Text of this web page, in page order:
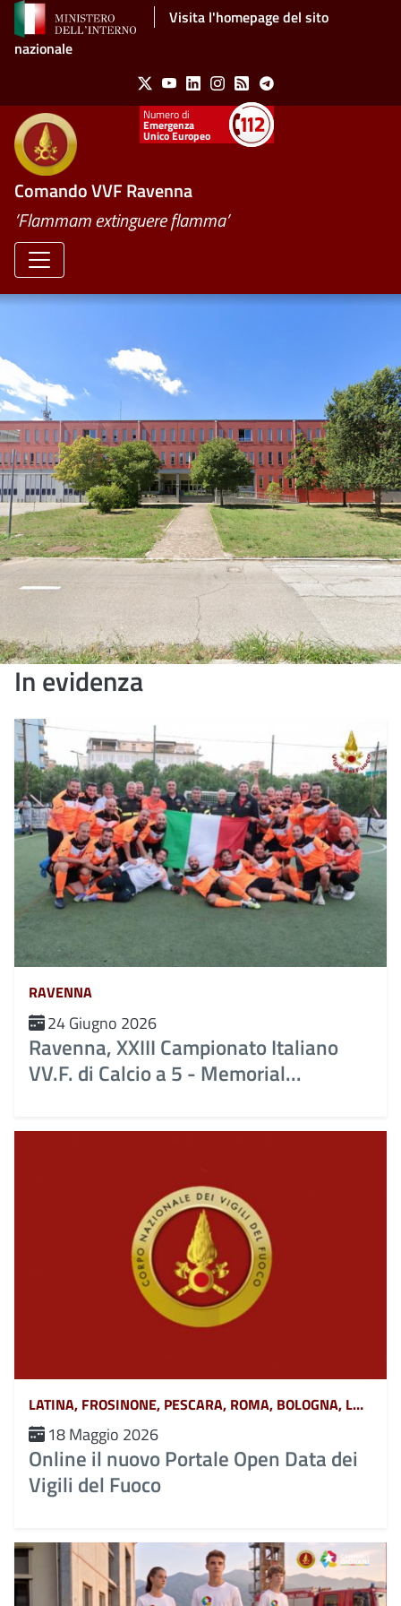
Salta al contenuto principaleVisita l'homepage del sito
nazionale
Social Menu
X YoutubeLinkedinInstagram
Feed Telegram
Emergenza
Unico Europeo
Comando VVF Ravenna
’Flammam extinguere flamma’
In evidenza
RAVENNA
24 Giugno 2026
Ravenna, XXIII Campionato Italiano
VV.F. di Calcio a 5 - Memorial...
LATINA, FROSINONE, PESCARA, ROMA, BOLOGNA, L&#039;AQUILA, TERAMO, CHIETI, POTENZA, MATERA, CATANZARO, COSENZA, CROTONE, REGGIO CALABRIA, VIBO VALENTIA, AVELLINO, BENEVENTO, CASERTA, NAPOLI, SALERNO, FERRARA, FORLÌ-CESENA, MODENA, PARMA, PIACENZA, RAVENNA, REGGIO EMILIA, RIMINI, GORIZIA, PORDENONE, TRIESTE, UDINE, RIETI, VITERBO, GENOVA, IMPERIA, LA SPEZIA, SAVONA, BERGAMO, BRESCIA, COMO, CREMONA, LECCO, LODI, MANTOVA, MILANO, MONZA, PAVIA, SONDRIO, VARESE, ANCONA, ASCOLI PICENO, FERMO, MACERATA, CAMPOBASSO, ISERNIA, ALESSANDRIA, ASTI, BIELLA, CUNEO, NOVARA, TORINO, VERCELLI, BARI, BRINDISI, FOGGIA, LECCE, TARANTO, CAGLIARI, NUORO, ORISTANO, SASSARI, AGRIGENTO, CALTANISSETTA, CATANIA, ENNA, MESSINA, PALERMO, RAGUSA, SIRACUSA, TRAPANI, AREZZO, FIRENZE, GROSSETO, LIVORNO, LUCCA, MASSA CARRARA, PISA, PISTOIA, PRATO, SIENA, PERUGIA, TERNI, BELLUNO, BOLZANO, PADOVA, ROVIGO, TRENTO, TREVISO, VENEZIA, VERONA, VICENZA, MASSA, MONZA-BRIANZA, VERBANO-CUSIO-OSSOLA, PESARO-URBINO, BARLETTA-ANDRIA-TRANI, CAMPANIA, ABRUZZO, BASILICATA, CALABRIA, EMILIA ROMAGNA, FRIULI VENEZIA GIULIA, LAZIO, LIGURIA, LOMBARDIA, MARCHE, MOLISE, PIEMONTE, PUGLIA, SARDEGNA, SICILIA, TOSCANA, UMBRIA, VENETO E TRENTINO ALTO ADIGE, AOSTA
18 Maggio 2026
Online il nuovo Portale Open Data dei
Vigili del Fuoco